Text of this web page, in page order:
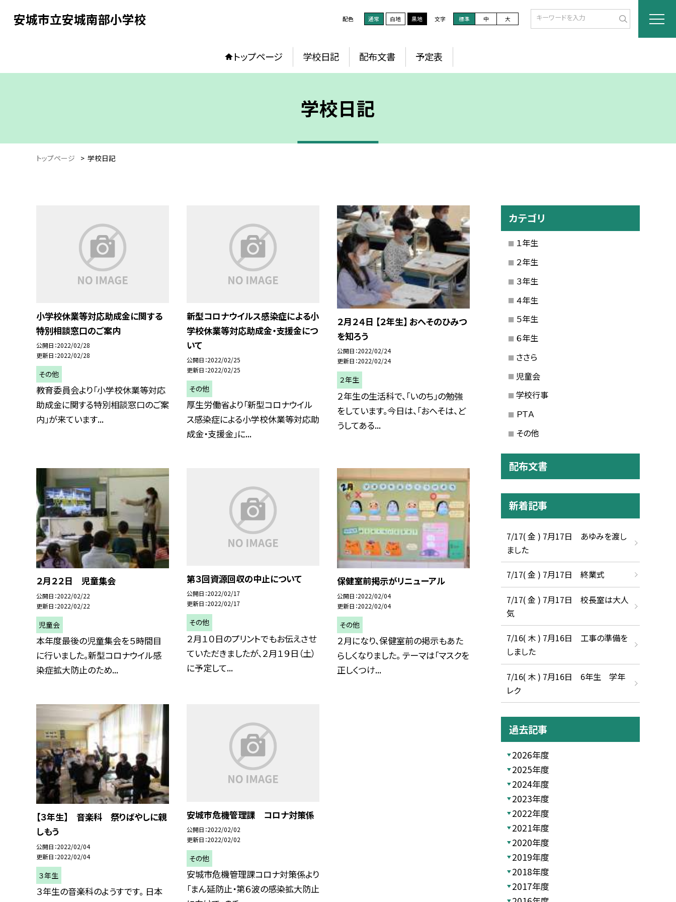
安城市立安城南部小学校 配色 通常 白地 黒地 文字 標準 中 大
トップページ 学校日記 配布文書 予定表
学校日記
トップページ > 学校日記
小学校休業等対応助成金に関する
特別相談窓口のご案内
公開日 2022/02/28
更新日 2022/02/28
その他
教育委員会より「小学校休業等対応
助成金に関する特別相談窓口のご案
内」が来ています...
新型コロナウイルス感染症による小
学校休業等対応助成金・支援金につ
いて
公開日 2022/02/25
更新日 2022/02/25
その他
厚生労働省より「新型コロナウイル
ス感染症による小学校休業等対応助
成金・支援金」に...
２月２４日 【２年生】 おへそのひみつ
を知ろう
公開日 2022/02/24
更新日 2022/02/24
２年生
２年生の生活科で、「いのち」の勉強
をしています。今日は、「おへそは、ど
うしてある...
２月２２日 児童集会
公開日 2022/02/22
更新日 2022/02/22
児童会
本年度最後の児童集会を５時間目
に行いました。新型コロナウイル感
染症拡大防止のため...
第３回資源回収の中止について
公開日 2022/02/17
更新日 2022/02/17
その他
２月１０日のプリントでもお伝えさせ
ていただきましたが、２月１９日（土）
に予定して...
保健室前掲示がリニューアル
公開日 2022/02/04
更新日 2022/02/04
その他
２月になり、保健室前の掲示もあた
らしくなりました。 テーマは「マスクを
正しくつけ...
【３年生】 音楽科 祭りばやしに親
しもう
公開日 2022/02/04
更新日 2022/02/04
３年生
３年生の音楽科のようすです。 日本
安城市危機管理課 コロナ対策係
公開日 2022/02/02
更新日 2022/02/02
その他
安城市危機管理課コロナ対策係より
「まん延防止・第６波の感染拡大防止
カテゴリ
１年生
２年生
３年生
４年生
５年生
６年生
ささら
児童会
学校行事
ＰＴＡ
その他
配布文書
新着記事
7/17( 金 ) 7月17日 あゆみを渡し
ました
7/17( 金 ) 7月17日 終業式
7/17( 金 ) 7月17日 校長室は大人
気
7/16( 木 ) 7月16日 工事の準備を
しました
7/16( 木 ) 7月16日 6年生 学年
レク
過去記事
2026年度
2025年度
2024年度
2023年度
2022年度
2021年度
2020年度
2019年度
2018年度
2017年度